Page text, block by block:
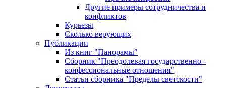
Другие примеры сотрудничества и
конфликтов
Курьезы
Сколько верующих
Публикации
Из книг "Панорамы"
Сборник "Преодолевая государственно -
конфессиональные отношения"
Статьи сборника "Пределы светскости"